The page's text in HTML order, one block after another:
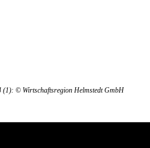
(1): © Wirtschaftsregion Helmstedt GmbH